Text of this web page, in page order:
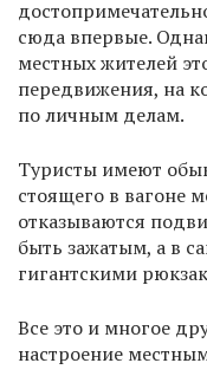
сюда впервые.
местных жителей
передвижения, на
по личным делам.
Туристы имеют
стоящего в вагоне
отказываются
быть зажатым, а в
гигантскими
Все это и многое
настроение